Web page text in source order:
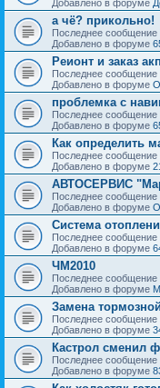
Добавлено в форуме
а чё? прикольно!
Последнее сообщение
Добавлено в форуме
Реионт и заказ
Последнее сообщение
Добавлено в форуме
проблемка с
Последнее сообщение
Добавлено в форуме
Как определить
Последнее сообщение
Добавлено в форуме
АВТОСЕРВИС
Последнее сообщение
Добавлено в форуме
Система
Последнее сообщение
Добавлено в форуме
ЧМ2010
Последнее сообщение
Добавлено в форуме
Замена
Последнее сообщение
Добавлено в форуме
Кастрол сменил
Последнее сообщение
Добавлено в форуме